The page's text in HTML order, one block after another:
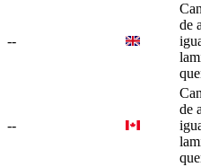
--
de
--
de